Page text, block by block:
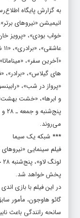
به گزارش پایگاه
انیمیشن «نیروهای
خواب بودی»، «پرویز
«آخرین سفر»،
های گیلاس»،
«پرواز در شب»،
و ابرها»، «خشت
می‌روند.
*** شبکه یک سیما
فیلم سینمایی
پخش خواهد شد.
در این فیلم با بازی
گائو هاوجون، مأمور
سانحه رانندگی باعث